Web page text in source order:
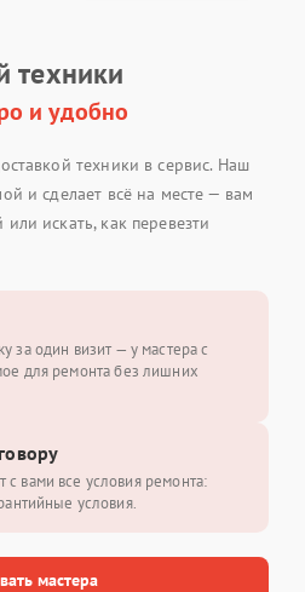
техники
и удобно
техники в сервис. Наш
и сделает всё на месте — вам
искать, как перевезти
мастера
за один визит — у мастера с
для ремонта без лишних
с вами все условия ремонта:
условия.